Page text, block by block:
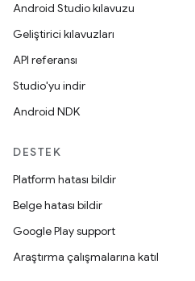
Android Studio kılavuzu
Geliştirici kılavuzları
API referansı
Studio'yu indir
Android NDK
DESTEK
Platform hatası bildir
Belge hatası bildir
Google Play support
Araştırma çalışmalarına katıl